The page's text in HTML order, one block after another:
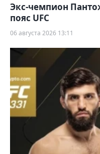
Экс-чемпион
пояс UFC
06 августа 2026 13:11